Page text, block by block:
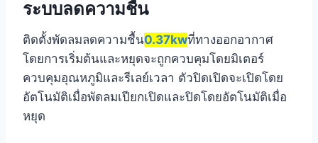
ระบบลดความชื้น
ติดตั้งพัดลมลดความชื้น0.37kwที่ทางออกอากาศ
โดยการเริ่มต้นและหยุดจะถูกควบคุมโดยมิเตอร์
ควบคุมอุณหภูมิและรีเลย์เวลา ตัวปิดเปิดจะเปิดโดย
อัตโนมัติเมื่อพัดลมเปียกเปิดและปิดโดยอัตโนมัติเมื่อ
หยุด